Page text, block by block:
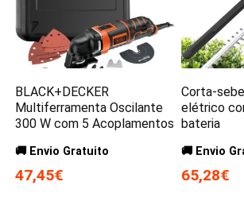
BLACK+DECKER
Multiferramenta Oscilante
300 W com 5 Acoplamentos
🚚 Envio Gratuito
47,45€
Corta-
elétrico
bateria
🚚 Envio
65,28€